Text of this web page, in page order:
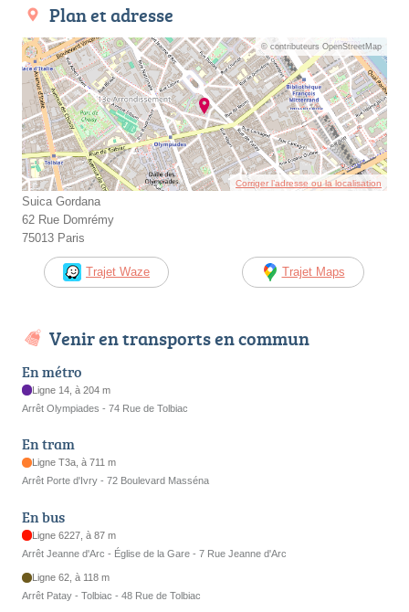
Plan et adresse
© contributeurs OpenStreetMap
Corriger l’adresse ou la localisation
Suica Gordana
62 Rue Domrémy
75013 Paris
Trajet Waze Trajet Maps
Venir en transports en commun
En métro
Ligne 14, à 204 m
Arrêt Olympiades - 74 Rue de Tolbiac
En tram
Ligne T3a, à 711 m
Arrêt Porte d'Ivry - 72 Boulevard Masséna
En bus
Ligne 6227, à 87 m
Arrêt Jeanne d'Arc - Église de la Gare - 7 Rue Jeanne d'Arc
Ligne 62, à 118 m
Arrêt Patay - Tolbiac - 48 Rue de Tolbiac